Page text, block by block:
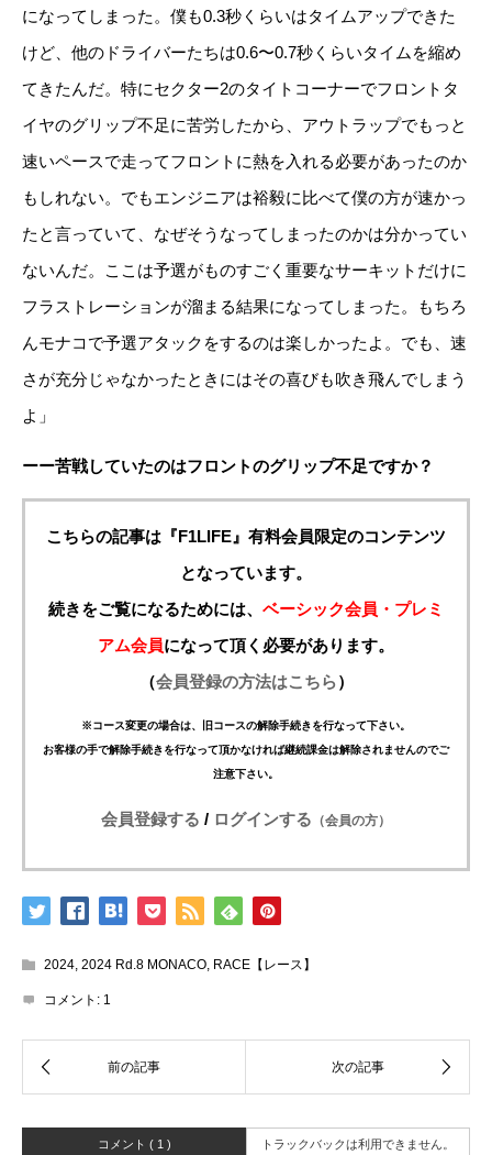
になってしまった。僕も0.3秒くらいはタイムアップできた
けど、他のドライバーたちは0.6〜0.7秒くらいタイムを縮め
てきたんだ。特にセクター2のタイトコーナーでフロントタ
イヤのグリップ不足に苦労したから、アウトラップでもっと
速いペースで走ってフロントに熱を入れる必要があったのか
もしれない。でもエンジニアは裕毅に比べて僕の方が速かっ
たと言っていて、なぜそうなってしまったのかは分かってい
ないんだ。ここは予選がものすごく重要なサーキットだけに
フラストレーションが溜まる結果になってしまった。もちろ
んモナコで予選アタックをするのは楽しかったよ。でも、速
さが充分じゃなかったときにはその喜びも吹き飛んでしまう
よ」
ーー苦戦していたのはフロントのグリップ不足ですか？
こちらの記事は『F1LIFE』有料会員限定のコンテンツ
となっています。
続きをご覧になるためには、 ベーシック会員・プレミ
アム会員になって頂く必要があります。
（会員登録の方法はこちら）
※コース変更の場合は、旧コースの解除手続きを行なって下さい。
お客様の手で解除手続きを行なって頂かなければ継続課金は解除されませんのでご
注意下さい。
会員登録する / ログインする （会員の方）
2024, 2024 Rd.8 MONACO, RACE【レース】
コメント: 1
コメント ( 1 ) トラックバックは利用できません。